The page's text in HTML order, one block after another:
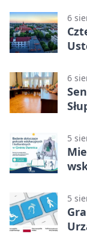
6
6
5
5